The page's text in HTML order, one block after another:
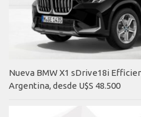
Nueva BMW X1 sDrive18i
Argentina, desde U$S 48.500